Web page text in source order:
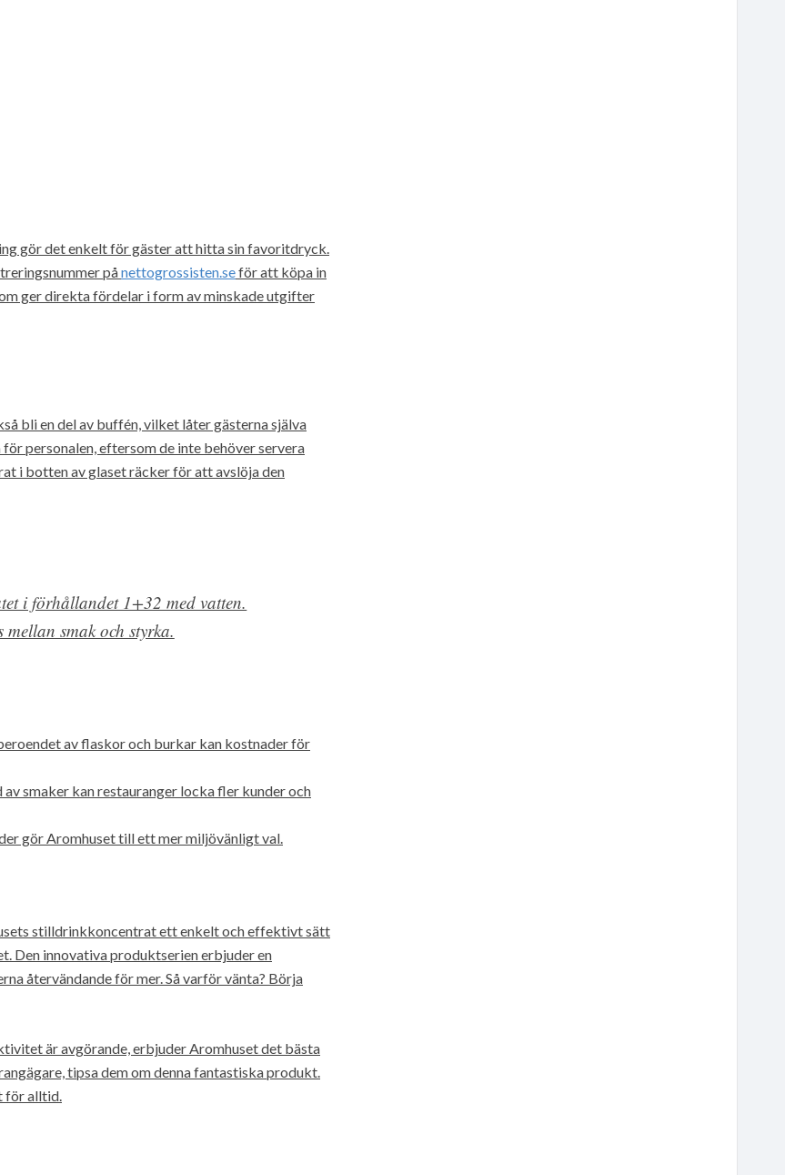
gör det enkelt för gäster att hitta sin favoritdryck.
pånettogrossisten.seför att köpa in
ger direkta fördelar i form av minskade utgifter
bli en del av buffén, vilket låter gästerna själva
personalen, eftersom de inte behöver servera
i botten av glaset räcker för att avslöja den
i förhållandet 1+32 med vatten.
smak och styrka.
av flaskor och burkar kan kostnader för
smaker kan restauranger locka fler kunder och
gör Aromhuset till ett mer miljövänligt val.
stilldrinkkoncentrat ett enkelt och effektivt sätt
Den innovativa produktserien erbjuder en
återvändande för mer. Så varför vänta? Börja
är avgörande, erbjuder Aromhuset det bästa
tipsa dem om denna fantastiska produkt.
för alltid.